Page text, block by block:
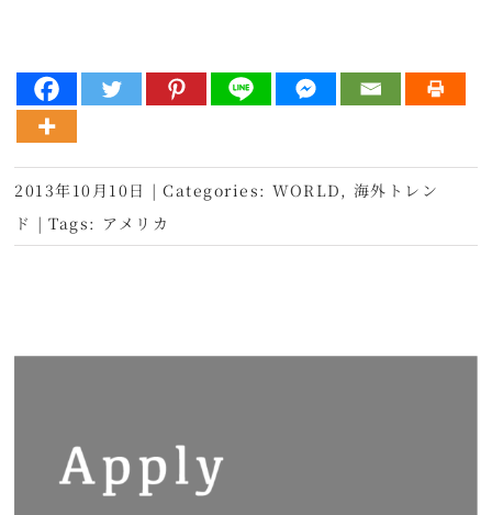
2013年10月10日 | Categories:WORLD , 海外トレン
ド | Tags: アメリカ